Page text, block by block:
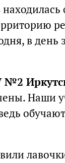
в
№2
Наши